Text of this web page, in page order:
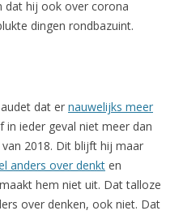
dat hij ook over corona
dingen rondbazuint.
dat er nauwelijks meer
in ieder geval niet meer dan
2018. Dit blijft hij maar
anders over denkt en
hem niet uit. Dat talloze
over denken, ook niet. Dat